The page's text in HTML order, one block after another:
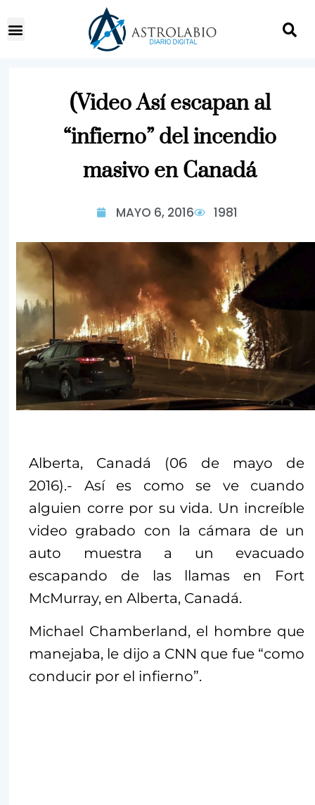
(Video Así escapan al
“infierno” del incendio
masivo en Canadá
MAYO 6, 2016 1981
Alberta, Canadá (06 de mayo de
2016).- Así es como se ve cuando
alguien corre por su vida. Un increíble
video grabado con la cámara de un
auto muestra a un evacuado
escapando de las llamas en Fort
McMurray, en Alberta, Canadá.
Michael Chamberland, el hombre que
manejaba, le dijo a CNN que fue “como
conducir por el infierno”.